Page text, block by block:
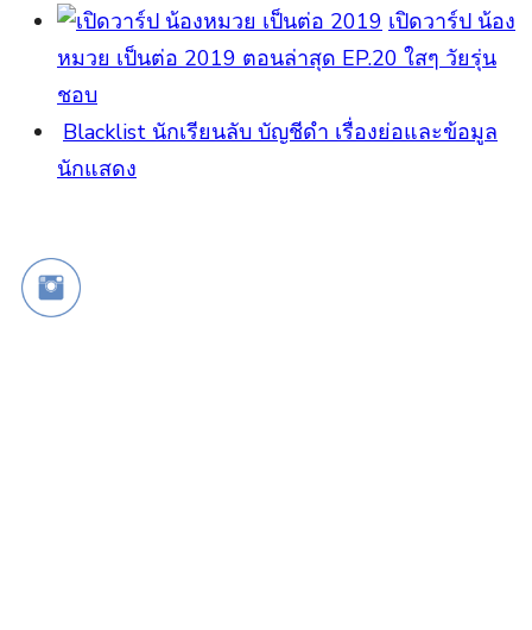
เปิดวาร์ป น้อง
หมวย เป็นต่อ 2019 ตอนล่าสุด EP.20 ใสๆ วัยรุ่น
ชอบ
Blacklist นักเรียนลับ บัญชีดำ เรื่องย่อและข้อมูล
นักแสดง